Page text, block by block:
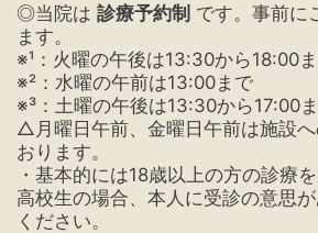
◎当院は 診療予約制 です。事前に
ます。
※¹：火曜の午後は13:30から18:00
※²：水曜の午前は13:00まで
※³：土曜の午後は13:30から17:00
△月曜日午前、金曜日午前は施設
おります。
・基本的には18歳以上の方の診療
高校生の場合、本人に受診の意思
ください。